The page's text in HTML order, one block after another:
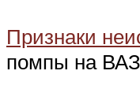
Признаки
помпы на